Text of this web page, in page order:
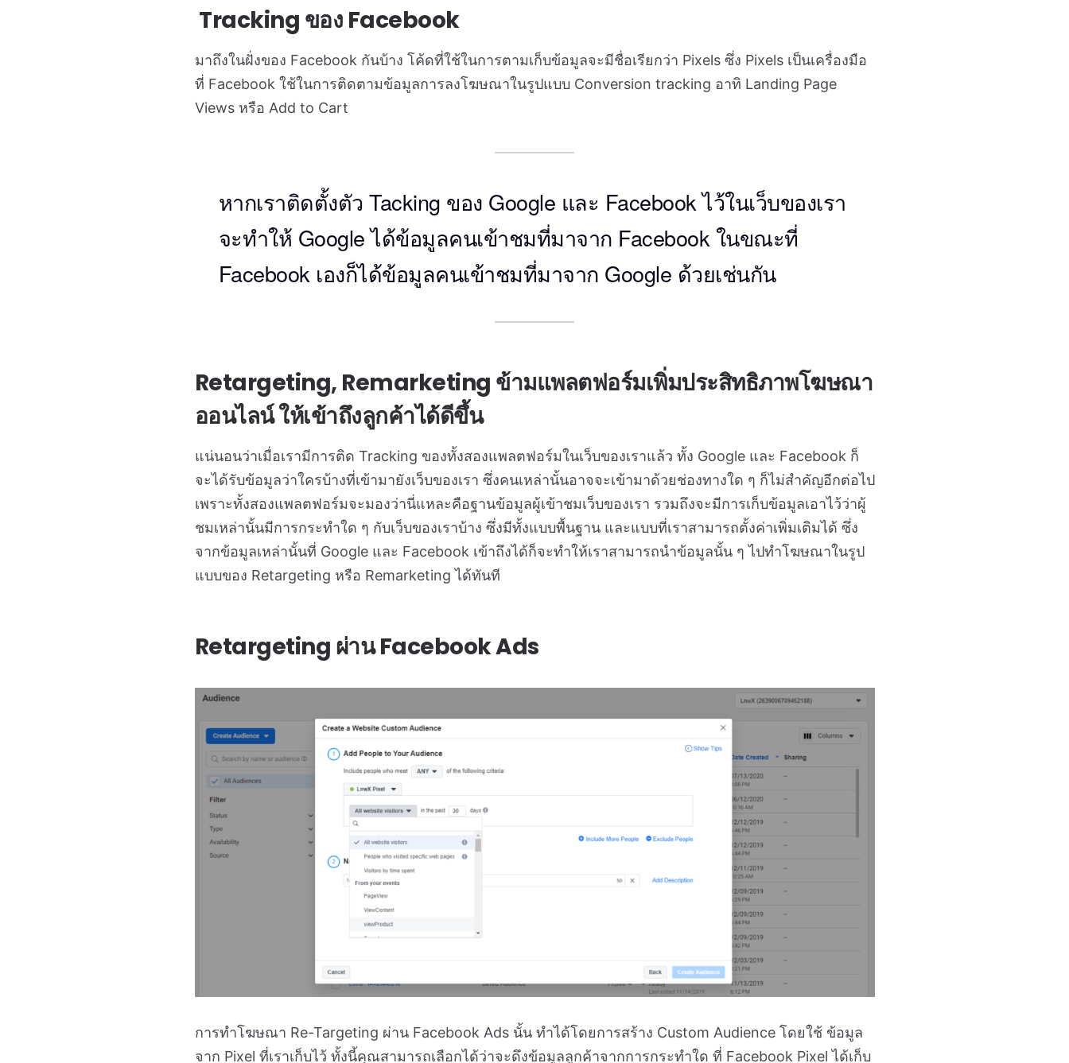
Tracking ของ Facebook
มาถึงในฝั่งของ Facebook กันบ้าง โค้ดที่ใช้ในการตามเก็บข้อมูลจะมีชื่อเรียกว่า Pixels ซึ่ง Pixels เป็นเครื่องมือ
ที่ Facebook ใช้ในการติดตามข้อมูลการลงโฆษณาในรูปแบบ Conversion tracking อาทิ Landing Page
Views หรือ Add to Cart
หากเราติดตั้งตัว Tacking ของ Google และ Facebook ไว้ในเว็บของเรา
จะทำให้ Google ได้ข้อมูลคนเข้าชมที่มาจาก Facebook ในขณะที่
Facebook เองก็ได้ข้อมูลคนเข้าชมที่มาจาก Google ด้วยเช่นกัน
Retargeting, Remarketing ข้ามแพลตฟอร์มเพิ่มประสิทธิภาพโฆษณา
ออนไลน์ ให้เข้าถึงลูกค้าได้ดีขึ้น
แน่นอนว่าเมื่อเรามีการติด Tracking ของทั้งสองแพลตฟอร์มในเว็บของเราแล้ว ทั้ง Google และ Facebook ก็
จะได้รับข้อมูลว่าใครบ้างที่เข้ามายังเว็บของเรา ซึ่งคนเหล่านั้นอาจจะเข้ามาด้วยช่องทางใด ๆ ก็ไม่สำคัญอีกต่อไป
เพราะทั้งสองแพลตฟอร์มจะมองว่านี่แหละคือฐานข้อมูลผู้เข้าชมเว็บของเรา รวมถึงจะมีการเก็บข้อมูลเอาไว้ว่าผู้
ชมเหล่านั้นมีการกระทำใด ๆ กับเว็บของเราบ้าง ซึ่งมีทั้งแบบพื้นฐาน และแบบที่เราสามารถตั้งค่าเพิ่มเติมได้ ซึ่ง
จากข้อมูลเหล่านั้นที่ Google และ Facebook เข้าถึงได้ก็จะทำให้เราสามารถนำข้อมูลนั้น ๆ ไปทำโฆษณาในรูป
แบบของ Retargeting หรือ Remarketing ได้ทันที
Retargeting ผ่าน Facebook Ads
การทำโฆษณา Re-Targeting ผ่าน Facebook Ads นั้น ทำได้โดยการสร้าง Custom Audience โดยใช้ ข้อมูล
จาก Pixel ที่เราเก็บไว้ ทั้งนี้คุณสามารถเลือกได้ว่าจะดึงข้อมูลลูกค้าจากการกระทำใด ที่ Facebook Pixel ได้เก็บ